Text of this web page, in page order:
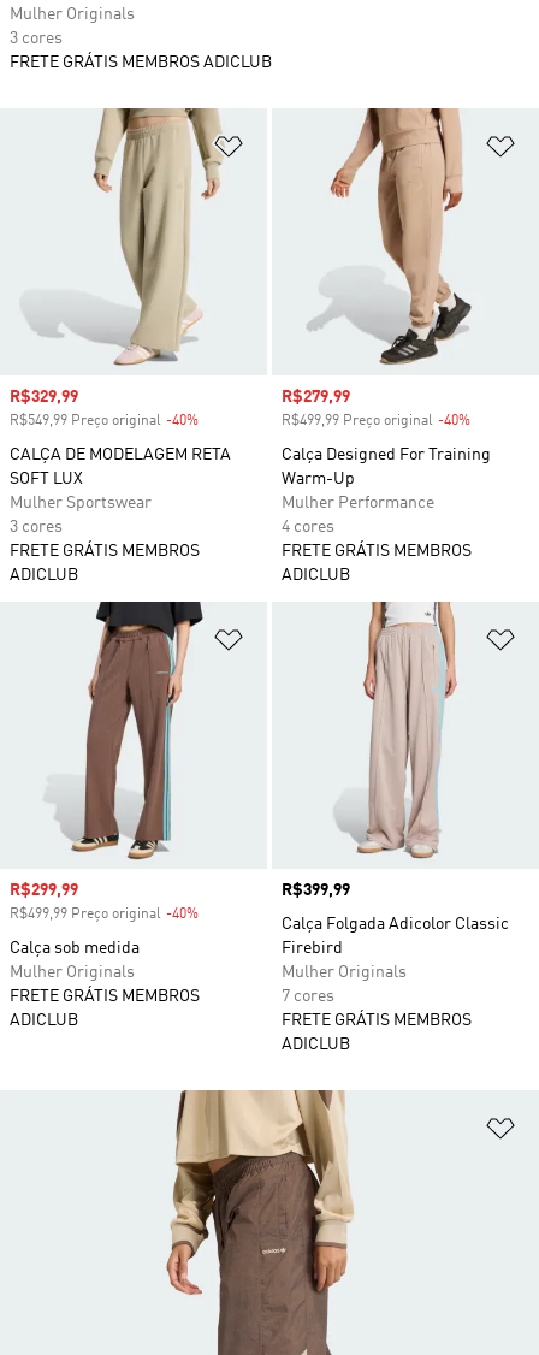
Adicionar à Lista de Desejos
Preço com desconto
R$329,99
R$549,99 Preço original -40%
CALÇA DE MODELAGEM RETA
SOFT LUX
Mulher Sportswear
3 cores
FRETE GRÁTIS MEMBROS
ADICLUB
Preço com desconto
R$279,99
R$499,99 Preço original -40%
Calça Designed For Training
Warm-Up
Mulher Performance
4 cores
FRETE GRÁTIS MEMBROS
ADICLUB
Adicionar à Lista de Desejos
Preço com desconto
R$299,99
R$499,99 Preço original -40%
Calça sob medida
Mulher Originals
FRETE GRÁTIS MEMBROS
ADICLUB
Preço
R$399,99
Calça Folgada Adicolor Classic
Firebird
Mulher Originals
7 cores
FRETE GRÁTIS MEMBROS
ADICLUB
Mulher Originals
3 cores
FRETE GRÁTIS MEMBROS ADICLUB